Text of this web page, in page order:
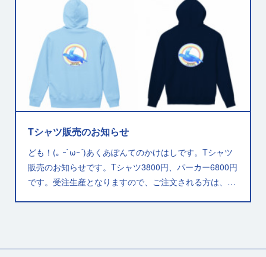
Tシャツ販売のお知らせ
ども！(｡ ｰ`ωｰ´)あくあぽんてのかけはしです。Tシャツ
販売のお知らせです。Tシャツ3800円、パーカー6800円
です。受注生産となりますので、ご注文される方は、…